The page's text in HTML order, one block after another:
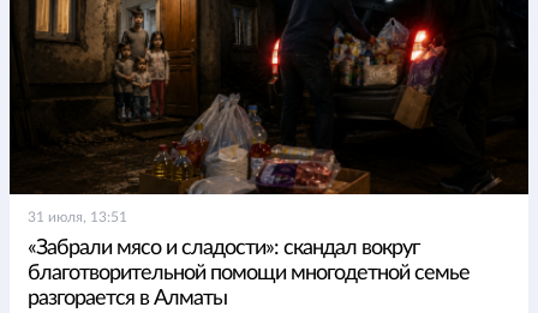
31 июля, 13:51
«Забрали мясо и сладости»: скандал вокруг
благотворительной помощи многодетной семье
разгорается в Алматы